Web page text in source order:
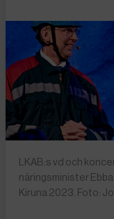
LKAB:s vd och
näringsminister
Kiruna 2023. Foto: